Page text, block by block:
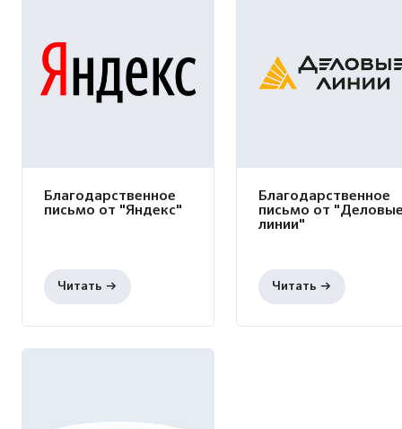
Благодарственное
письмо от "Яндекс"
Благодарственное
письмо от
линии"